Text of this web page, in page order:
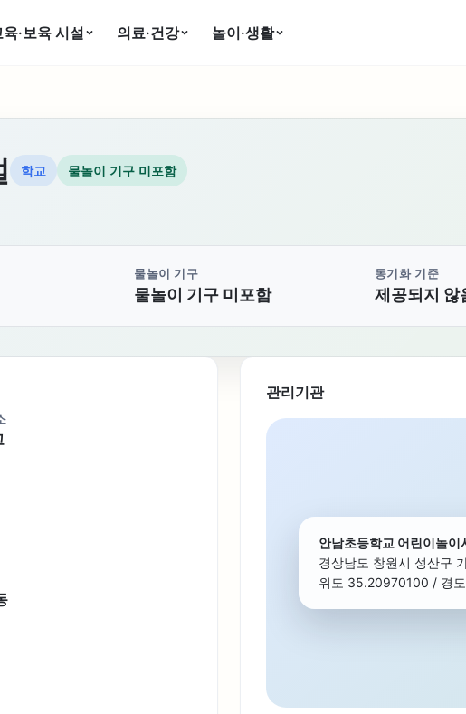
육·보육 시설 의료·건강 놀이·생활
학교 물놀이 기구 미포함
물놀이 기구
물놀이 기구 미포함
동기화 기준
제공되지 않
관리기관
안남초등학교 어린이놀이
경상남도 창원시 성산구
위도 35.20970100 / 경